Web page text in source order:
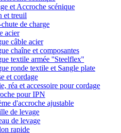
et Accroche scénique
et treuil
de charge
acier
câble acier
chaîne et composantes
textile armée ''Steelflex''
ronde textile et Sangle plate
et cordage
réa et accessoire pour cordage
pour IPN
d'accroche ajustable
de levage
de levage
rapide